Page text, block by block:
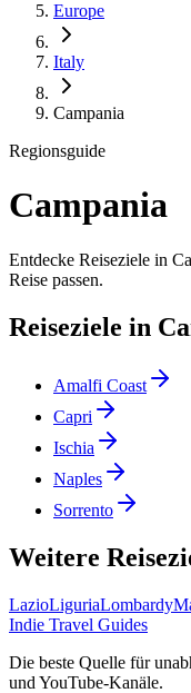
Europe
Italy
Campania
Regionsguide
Campania
Entdecke Reiseziele in
Reise passen.
Reiseziele in
Amalfi Coast
Capri
Ischia
Naples
Sorrento
Weitere
LazioLiguriaLombardy
Indie Travel Guides
Die beste Quelle für
und YouTube-Kanäle.